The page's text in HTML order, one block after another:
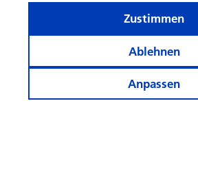
Anpassen
Ablehnen
Zustimmen